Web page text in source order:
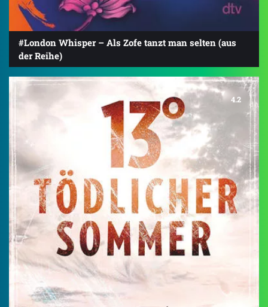
#London Whisper – Als Zofe tanzt man selten (aus
der Reihe)
4.2